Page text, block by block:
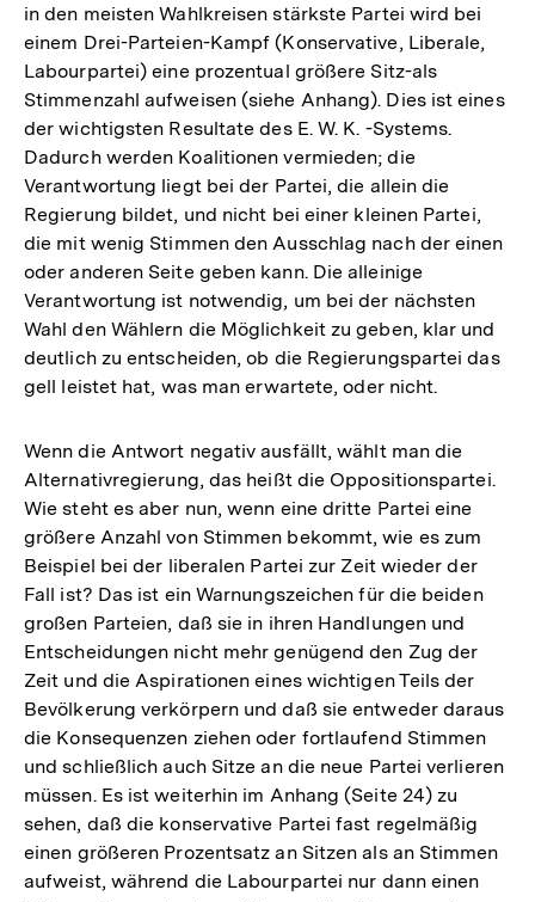
in den meisten Wahlkreisen stärkste Partei wird bei
einem Drei-Parteien-Kampf (Konservative, Liberale,
Labourpartei) eine prozentual größere Sitz-als
Stimmenzahl aufweisen (siehe Anhang). Dies ist eines
der wichtigsten Resultate des E. W. K. -Systems.
Dadurch werden Koalitionen vermieden; die
Verantwortung liegt bei der Partei, die allein die
Regierung bildet, und nicht bei einer kleinen Partei,
die mit wenig Stimmen den Ausschlag nach der einen
oder anderen Seite geben kann. Die alleinige
Verantwortung ist notwendig, um bei der nächsten
Wahl den Wählern die Möglichkeit zu geben, klar und
deutlich zu entscheiden, ob die Regierungspartei das
gell leistet hat, was man erwartete, oder nicht.
Wenn die Antwort negativ ausfällt, wählt man die
Alternativregierung, das heißt die Oppositionspartei.
Wie steht es aber nun, wenn eine dritte Partei eine
größere Anzahl von Stimmen bekommt, wie es zum
Beispiel bei der liberalen Partei zur Zeit wieder der
Fall ist? Das ist ein Warnungszeichen für die beiden
großen Parteien, daß sie in ihren Handlungen und
Entscheidungen nicht mehr genügend den Zug der
Zeit und die Aspirationen eines wichtigen Teils der
Bevölkerung verkörpern und daß sie entweder daraus
die Konsequenzen ziehen oder fortlaufend Stimmen
und schließlich auch Sitze an die neue Partei verlieren
müssen. Es ist weiterhin im Anhang (Seite 24) zu
sehen, daß die konservative Partei fast regelmäßig
einen größeren Prozentsatz an Sitzen als an Stimmen
aufweist, während die Labourpartei nur dann einen